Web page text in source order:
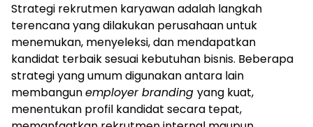
Strategi rekrutmen karyawan adalah langkah
terencana yang dilakukan perusahaan untuk
menemukan, menyeleksi, dan mendapatkan
kandidat terbaik sesuai kebutuhan bisnis. Beberapa
strategi yang umum digunakan antara lain
membangun employer branding yang kuat,
menentukan profil kandidat secara tepat,